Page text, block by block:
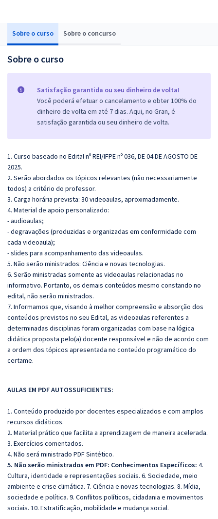
Sobre o curso Sobre o concurso
Sobre o curso
Satisfação garantida ou seu dinheiro de volta!
Você poderá efetuar o cancelamento e obter 100% do
dinheiro de volta em até 7 dias. Aqui, no Gran, é
satisfação garantida ou seu dinheiro de volta.
1. Curso baseado no Edital nº REI/IFPE nº 036, DE 04 DE AGOSTO DE
2025.
2. Serão abordados os tópicos relevantes (não necessariamente
todos) a critério do professor.
3. Carga horária prevista: 30 videoaulas, aproximadamente.
4. Material de apoio personalizado:
- audioaulas;
- degravações (produzidas e organizadas em conformidade com
cada videoaula);
- slides para acompanhamento das videoaulas.
5. Não serão ministrados: Ciência e novas tecnologias.
6. Serão ministradas somente as videoaulas relacionadas no
informativo. Portanto, os demais conteúdos mesmo constando no
edital, não serão ministrados.
7. Informamos que, visando à melhor compreensão e absorção dos
conteúdos previstos no seu Edital, as videoaulas referentes a
determinadas disciplinas foram organizadas com base na lógica
didática proposta pelo(a) docente responsável e não de acordo com
a ordem dos tópicos apresentada no conteúdo programático do
certame.
AULAS EM PDF AUTOSSUFICIENTES:
1. Conteúdo produzido por docentes especializados e com amplos
recursos didáticos.
2. Material prático que facilita a aprendizagem de maneira acelerada.
3. Exercícios comentados.
4. Não será ministrado PDF Sintético.
5. Não serão ministrados em PDF: Conhecimentos Específicos: 4.
Cultura, identidade e representações sociais. 6. Sociedade, meio
ambiente e crise climática. 7. Ciência e novas tecnologias. 8. Mídia,
sociedade e política. 9. Conflitos políticos, cidadania e movimentos
sociais. 10. Estratificação, mobilidade e mudança social.